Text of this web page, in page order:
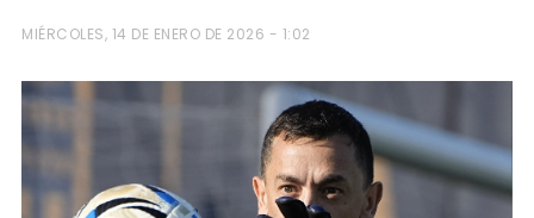
MIÉRCOLES, 14 DE ENERO DE 2026 - 1:02